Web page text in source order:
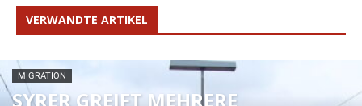
VERWANDTE ARTIKEL
MIGRATION
SYRER GREIFT MEHRERE